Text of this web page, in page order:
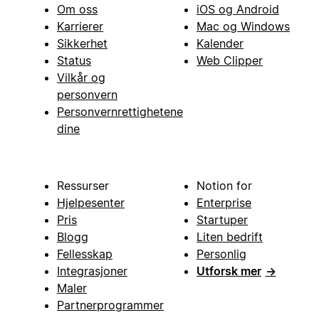
Om oss
Karrierer
Sikkerhet
Status
Vilkår og
personvern
Personvernrettighetene
dine
iOS og Android
Mac og Windows
Kalender
Web Clipper
Ressurser
Hjelpesenter
Pris
Blogg
Fellesskap
Integrasjoner
Maler
Partnerprogrammer
Notion for
Enterprise
Startuper
Liten bedrift
Personlig
Utforsk mer →